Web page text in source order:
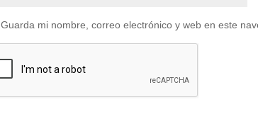
Guarda mi nombre, correo electrónico y web en este